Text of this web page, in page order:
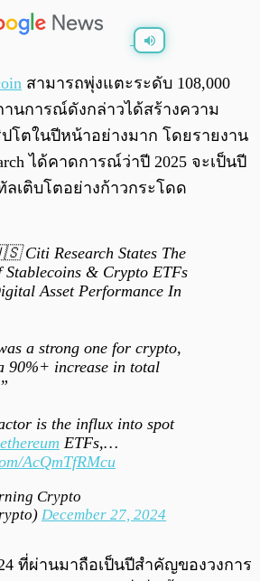
0:00
สามารถพุ่งแตะระดับ 108,000
นการณ์ดังกล่าวได้สร้างความ
โตในปีหน้าอย่างมาก โดยรายงาน
ได้คาดการณ์ว่าปี 2025 จะเป็นปี
เติบโตอย่างก้าวกระโดด
Citi Research States The
Stablecoins & Crypto ETFs
Asset Performance In
a strong one for crypto,
90%+ increase in total
is the influx into spot
ethereum ETFs,…
AcQmTfRMcu
Crypto
December 27, 2024
ที่ผ่านมาถือเป็นปีสำคัญของวงการ